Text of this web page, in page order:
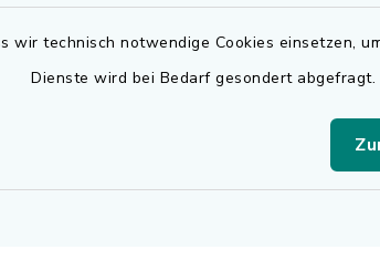
wir technisch notwendige Cookies einsetzen,
Dienste wird bei Bedarf gesondert
Donnerstag zusätzlich:
Technischer Notfalldienst
außerhalb der